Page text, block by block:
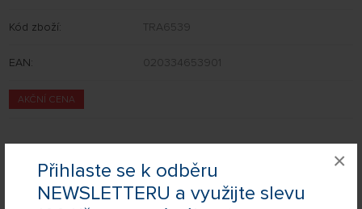
Přihlaste se k odběru
NEWSLETTERU a využijte slevu
×
Kód zboží: TRA6539
EAN: 020334653901
AKČNÍ CENA
Nevíte si rady s výběrem? Nejsou Vám některé parametry jasné?
Napište nám Váš dotaz a my Vás s odpovědí kontaktujeme.